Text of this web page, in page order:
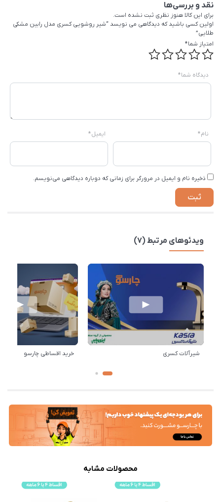
نقد و بررسی‌ها
برای این کالا هنوز نظری ثبت نشده است.
اولین کسی باشید که دیدگاهی می نویسد “شیر روشویی کسری مدل رابین مشکی
طلایی”
امتیاز شما*
دیدگاه شما*
نام* ایمیل*
ذخیره نام و ایمیل در مرورگر برای زمانی که دوباره دیدگاهی می‌نویسم.
ویدئوهای مرتبط (7)
شیرآلات کسری خرید اقساطی چارسو
محصولات مشابه